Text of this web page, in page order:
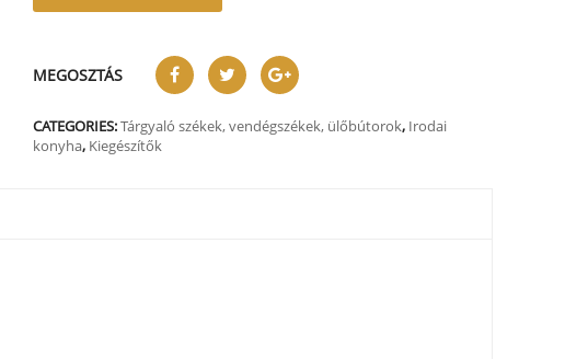
MEGOSZTÁS
CATEGORIES:Tárgyaló székek, vendégszékek, ülőbútorok, Irodai
konyha, Kiegészítők